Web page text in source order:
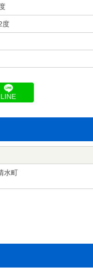
度
LINE
水町